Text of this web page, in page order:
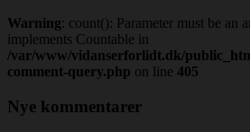
Warning: count(): Parameter must be an
implements Countable in
/var/www/vidanserforlidt.dk/
comment-query.php on line 405
Nye kommentarer